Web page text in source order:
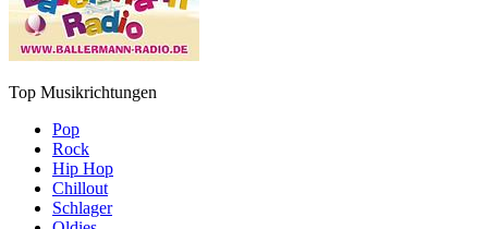
Top Musikrichtungen
Pop
Rock
Hip Hop
Chillout
Schlager